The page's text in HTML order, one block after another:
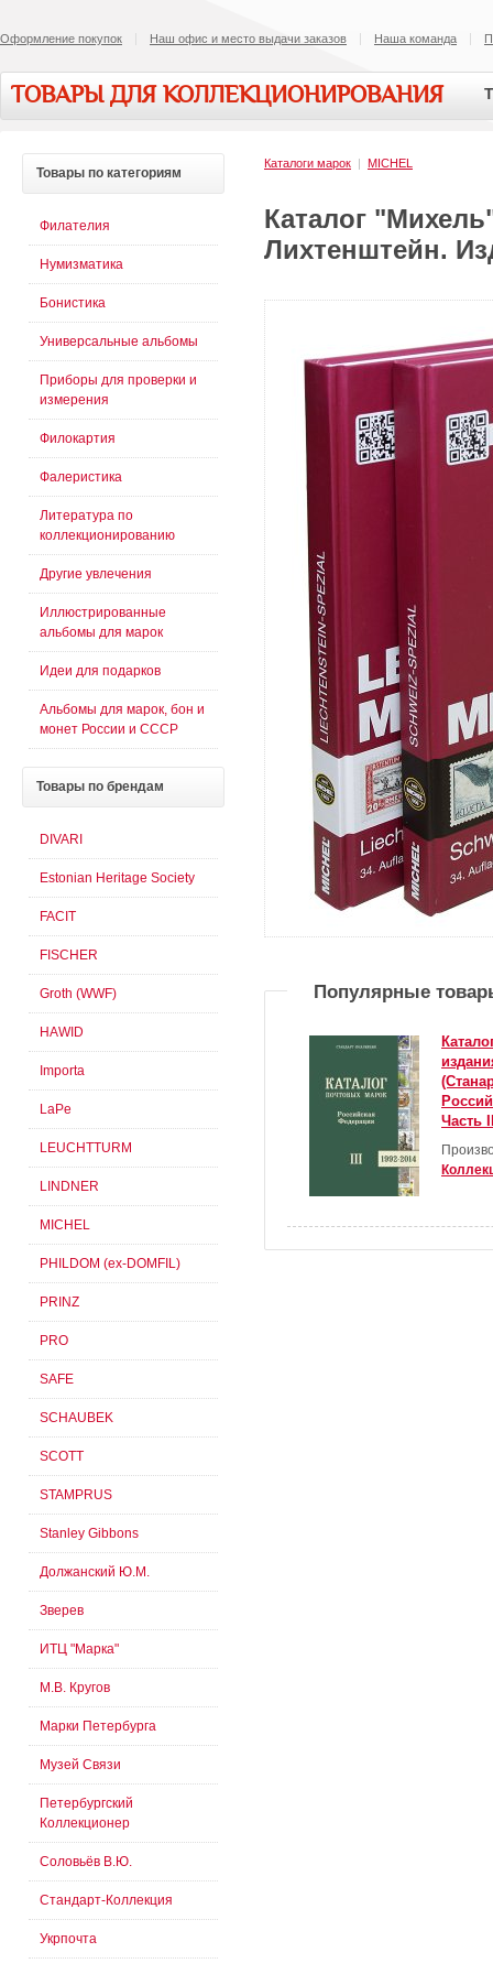
Оформление покупок Наш офис и место выдачи заказов Наша команда
ТОВАРЫ ДЛЯ КОЛЛЕКЦИОНИРОВАНИЯ
Каталоги марок | MICHEL
Каталог
Лихтенштейн.
Популярные
Часть
Товары по категориям
Филателия
Нумизматика
Бонистика
Универсальные альбомы
Приборы для проверки и
измерения
Филокартия
Фалеристика
Литература по
коллекционированию
Другие увлечения
Иллюстрированные
альбомы для марок
Идеи для подарков
Альбомы для марок, бон и
монет России и СССР
Товары по брендам
DIVARI
Estonian Heritage Society
FACIT
FISCHER
Groth (WWF)
HAWID
Importa
LaPe
LEUCHTTURM
LINDNER
MICHEL
PHILDOM (ex-DOMFIL)
PRINZ
PRO
SAFE
SCHAUBEK
SCOTT
STAMPRUS
Stanley Gibbons
Должанский Ю.М.
Зверев
ИТЦ "Марка"
М.В. Кругов
Марки Петербурга
Музей Связи
Петербургский
Коллекционер
Соловьёв В.Ю.
Стандарт-Коллекция
Укрпочта